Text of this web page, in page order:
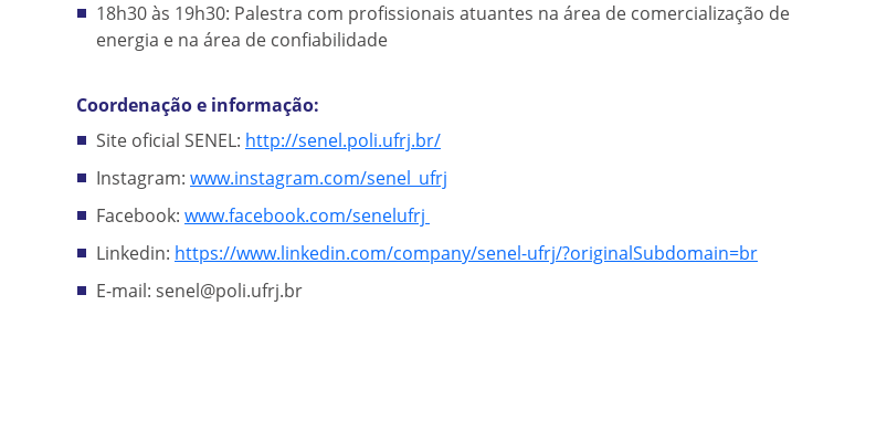
18h30 às 19h30: Palestra com profissionais atuantes na área de comercialização de
energia e na área de confiabilidade
Coordenação e informação:
Site oficial SENEL: http://senel.poli.ufrj.br/
Instagram: www.instagram.com/senel_ufrj
Facebook: www.facebook.com/senelufrj
Linkedin: https://www.linkedin.com/company/senel-ufrj/?originalSubdomain=br
E-mail: senel@poli.ufrj.br